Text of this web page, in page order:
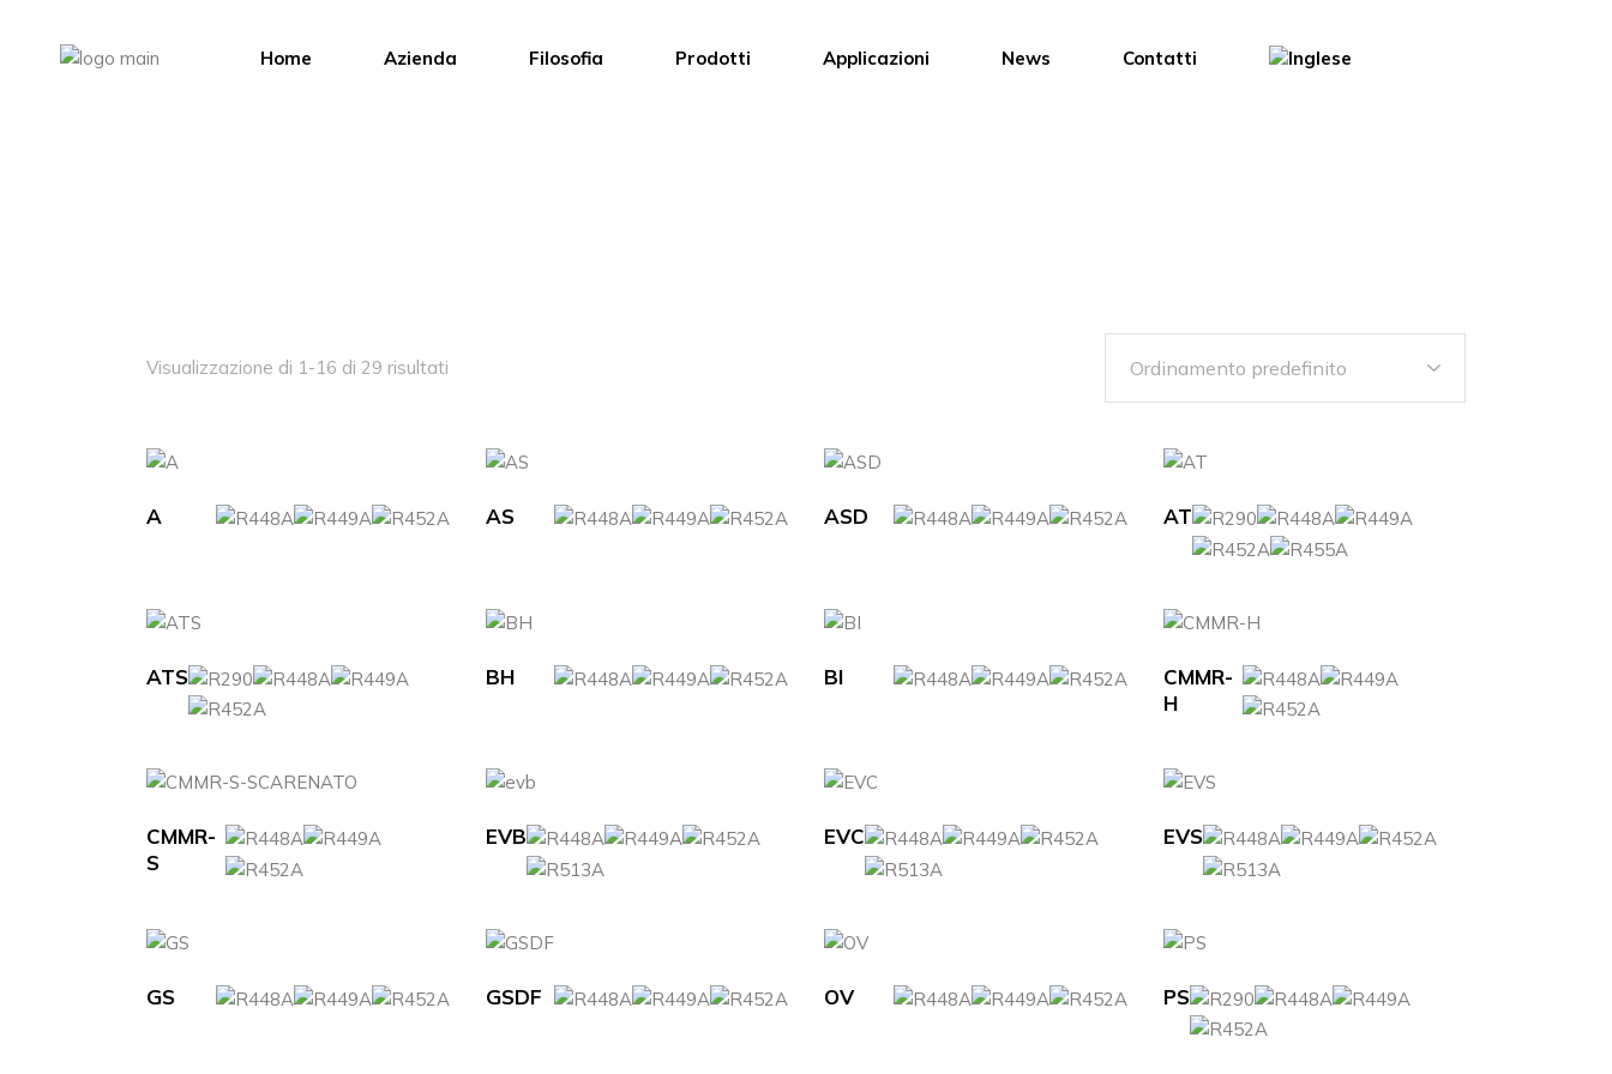
Home Azienda Filosofia Prodotti Applicazioni News Contatti
Visualizzazione di 1-16 di 29 risultati
A AS ASD AT
ATS BH BI
CMMR-
H
CMMR-
S
EVB EVC EVS
GS GSDF OV PS